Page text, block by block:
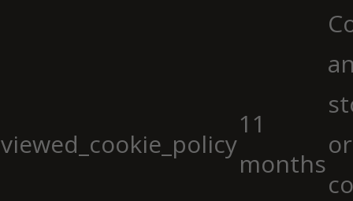
viewed_cookie_policy
11
months